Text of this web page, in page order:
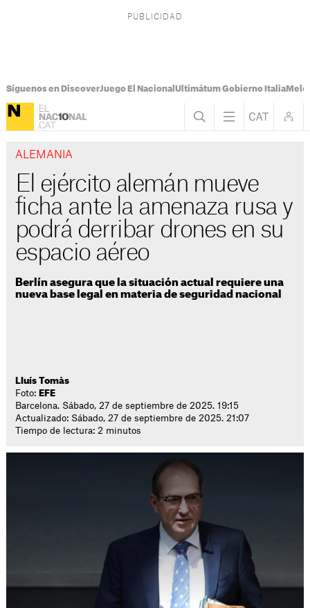
Síguenos en DiscoverJuego El Nacional Ultimátum Gobierno Italia
ALEMANIA
El ejército alemán mueve
ficha ante la amenaza rusa y
podrá derribar drones en su
espacio aéreo
Berlín asegura que la situación actual requiere una
nueva base legal en materia de seguridad nacional
Lluís Tomàs
Foto: EFE
Barcelona. Sábado, 27 de septiembre de 2025. 19:15
Actualizado: Sábado, 27 de septiembre de 2025. 21:07
Tiempo de lectura: 2 minutos